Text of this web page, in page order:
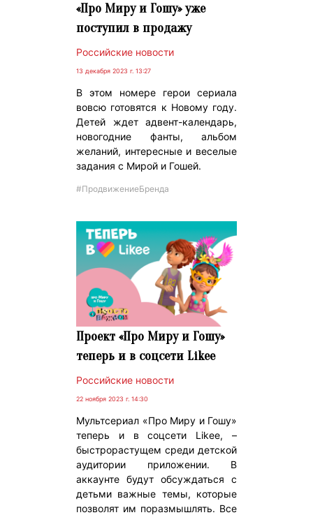
«Про Миру и Гошу» уже
поступил в продажу
Российские новости
13 декабря 2023 г. 13:27
В этом номере герои сериала
вовсю готовятся к Новому году.
Детей ждет адвент-календарь,
новогодние фанты, альбом
желаний, интересные и веселые
задания с Мирой и Гошей.
#ПродвижениеБренда
Проект «Про Миру и Гошу»
теперь и в соцсети Likee
Российские новости
22 ноября 2023 г. 14:30
Мультсериал «Про Миру и Гошу»
теперь и в соцсети Likee, –
быстрорастущем среди детской
аудитории приложении. В
аккаунте будут обсуждаться с
детьми важные темы, которые
позволят им поразмышлять. Все